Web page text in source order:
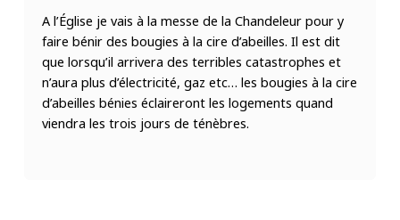
A l’Église je vais à la messe de la Chandeleur pour y
faire bénir des bougies à la cire d’abeilles. Il est dit
que lorsqu’il arrivera des terribles catastrophes et
n’aura plus d’électricité, gaz etc… les bougies à la cire
d’abeilles bénies éclaireront les logements quand
viendra les trois jours de ténèbres.